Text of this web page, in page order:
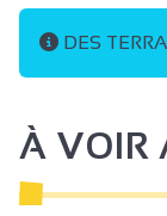
DES
À VOIR